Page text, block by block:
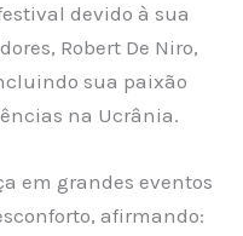
devido à sua
Robert De Niro,
sua paixão
na Ucrânia.
em grandes eventos
afirmando: